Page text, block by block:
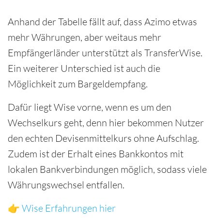
Anhand der Tabelle fällt auf, dass Azimo etwas
mehr Währungen, aber weitaus mehr
Empfängerländer unterstützt als TransferWise.
Ein weiterer Unterschied ist auch die
Möglichkeit zum Bargeldempfang.
Dafür liegt Wise vorne, wenn es um den
Wechselkurs geht, denn hier bekommen Nutzer
den echten Devisenmittelkurs ohne Aufschlag.
Zudem ist der Erhalt eines Bankkontos mit
lokalen Bankverbindungen möglich, sodass viele
Währungswechsel entfallen.
👉 Wise Erfahrungen hier